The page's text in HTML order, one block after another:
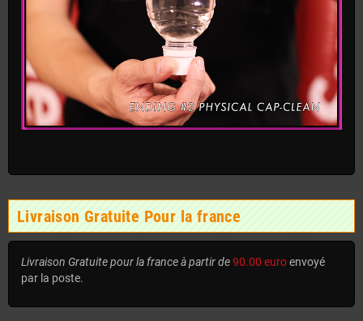
Livraison Gratuite Pour la france
Livraison Gratuite pour la france à partir de90.00 euroenvoyé
par la poste.